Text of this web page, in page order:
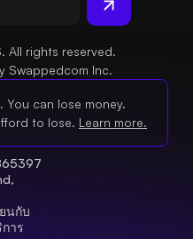
All rights reserved.
Swappedcom Inc.
can lose money.
to lose. Learn more.
นกับ
าร